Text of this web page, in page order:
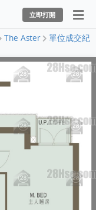
立即打開
The Aster
單位成交紀